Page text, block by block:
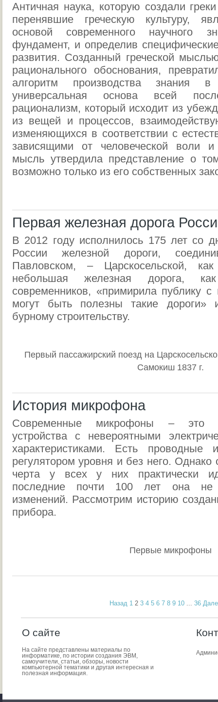
Античная наука, которую создали
перенявшие греческую культуру,
основой современного научного
фундамент, и определив
развития. Созданный греческой
рационального обоснования,
алгоритм производства знания
универсальная основа всей
рационализм, который исходит из
из вещей и процессов,
изменяющихся в соответствии с
зависящими от человеческой воли и
мысль утвердила представление о
возможно только из его собственных
Первая железная дорога
В 2012 году исполнилось 175 лет со
России железной дороги,
Павловском, – Царскосельской,
небольшая железная дорога,
современников, «примирила публику
могут быть полезны такие дороги»
бурному строительству.
Первый пассажирский поезд на
Самокиш 1837 г.
История микрофона
Современные микрофоны – это
устройства с невероятными
характеристиками. Есть
регулятором уровня и без него. Однако
черта у всех у них практически
последние почти 100 лет она не
изменений. Рассмотрим историю
прибора.
Первые микрофоны
Назад 1 2 3 4 5 6 7 8 9 10 ... 36
О сайте
На сайте представлены материалы по
информатике, по истории создания ЭВМ,
самоучители, статьи, обзоры, новости
компьютерной тематики и другая интересная и
полезная информация.